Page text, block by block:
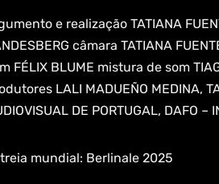
e realização TATIANA
câmara TATIANA
FÉLIX BLUME mistura de som
LALI MADUEÑO MEDINA,
DE PORTUGAL, DAFO –
mundial: Berlinale 2025